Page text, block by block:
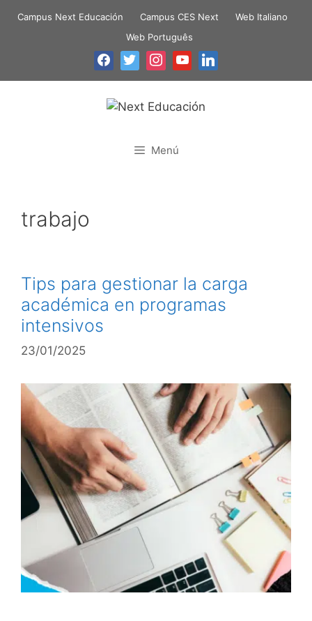
Campus Next Educación Campus CES Next
Web Italiano
Web Português
Menú
trabajo
Tips para gestionar la carga
académica en programas
intensivos
23/01/2025